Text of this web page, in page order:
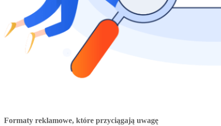
Formaty reklamowe, które przyciągają uwagę